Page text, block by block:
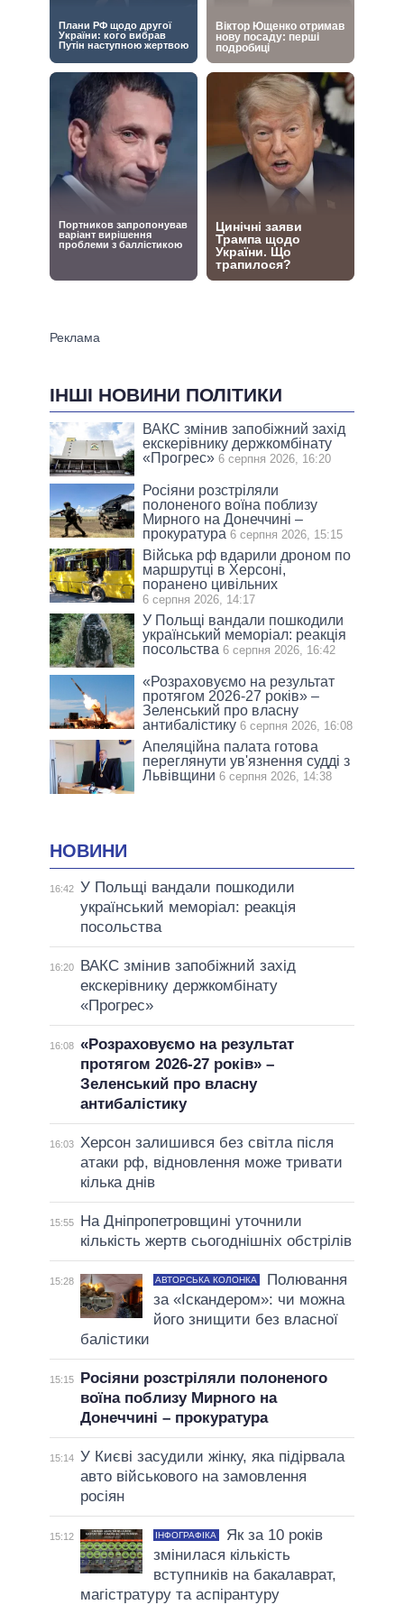
ІНШІ НОВИНИ ПОЛІТИКИ
ВАКС змінив запобіжний захід
екскерівнику держкомбінату
«Прогрес» 6 серпня 2026, 16:20
Росіяни розстріляли
полоненого воїна поблизу
Мирного на Донеччині –
прокуратура 6 серпня 2026, 15:15
Війська рф вдарили дроном по
маршрутці в Херсоні,
поранено цивільних
6 серпня 2026, 14:17
У Польщі вандали пошкодили
український меморіал: реакція
посольства 6 серпня 2026, 16:42
«Розраховуємо на результат
протягом 2026-27 років» –
Зеленський про власну
антибалістику 6 серпня 2026, 16:08
Апеляційна палата готова
переглянути ув'язнення судді з
Львівщини 6 серпня 2026, 14:38
НОВИНИ
16:42 У Польщі вандали пошкодили
український меморіал: реакція
посольства
16:20
ВАКС змінив запобіжний захід
екскерівнику держкомбінату
«Прогрес»
16:08 «Розраховуємо на результат
протягом 2026-27 років» –
Зеленський про власну
антибалістику
16:03 Херсон залишився без світла після
атаки рф, відновлення може тривати
кілька днів
15:55
На Дніпропетровщині уточнили
кількість жертв сьогоднішніх обстрілів
15:28 АВТОРСЬКА КОЛОНКА
Полювання
за «Іскандером»: чи можна
його знищити без власної
балістики
15:15
Росіяни розстріляли полоненого
воїна поблизу Мирного на
Донеччині – прокуратура
15:14 У Києві засудили жінку, яка підірвала
авто військового на замовлення
росіян
15:12 ІНФОГРАФІКА
Як за 10 років
змінилася кількість
вступників на бакалаврат,
магістратуру та аспірантуру